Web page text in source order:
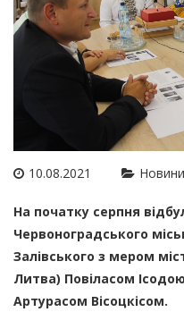
10.08.2021 Новини
На початку серпня
Червоноградського
Залівського з мером
Литва) Повіласом
Артурасом Вісоцкісом.